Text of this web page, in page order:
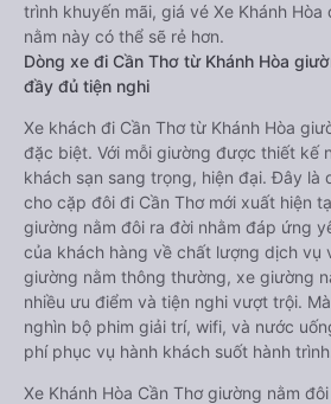
trình khuyến mãi, giá vé Xe Khánh Hòa
nằm này có thể sẽ rẻ hơn.
Dòng xe đi Cần Thơ từ Khánh Hòa
đầy đủ tiện nghi
Xe khách đi Cần Thơ từ Khánh Hòa
đặc biệt. Với mỗi giường được thiết kế
khách sạn sang trọng, hiện đại. Đây là
cho cặp đôi đi Cần Thơ mới xuất hiện
giường nằm đôi ra đời nhằm đáp ứng
của khách hàng về chất lượng dịch vụ
giường nằm thông thường, xe giường
nhiều ưu điểm và tiện nghi vượt trội.
nghìn bộ phim giải trí, wifi, và nước
phí phục vụ hành khách suốt hành
Xe Khánh Hòa Cần Thơ giường nằm